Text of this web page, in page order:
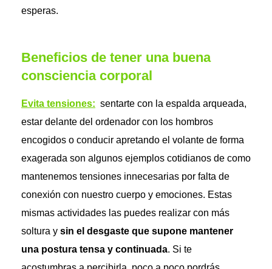
esperas.
Beneficios de tener una buena
consciencia corporal
Evita tensiones: sentarte con la espalda arqueada,
estar delante del ordenador con los hombros
encogidos o conducir apretando el volante de forma
exagerada son algunos ejemplos cotidianos de como
mantenemos tensiones innecesarias por falta de
conexión con nuestro cuerpo y emociones. Estas
mismas actividades las puedes realizar con más
soltura y sin el desgaste que supone mantener
una postura tensa y continuada. Si te